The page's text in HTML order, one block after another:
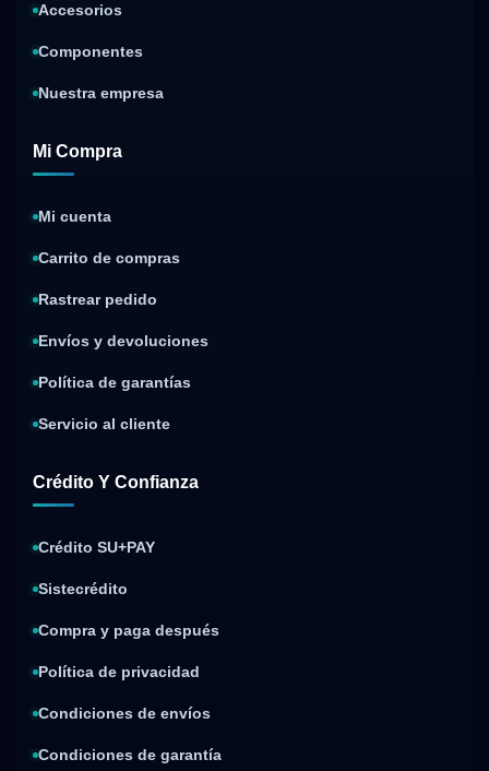
Accesorios
Componentes
Nuestra empresa
Mi Compra
Mi cuenta
Carrito de compras
Rastrear pedido
Envíos y devoluciones
Política de garantías
Servicio al cliente
Crédito Y Confianza
Crédito SU+PAY
Sistecrédito
Compra y paga después
Política de privacidad
Condiciones de envíos
Condiciones de garantía